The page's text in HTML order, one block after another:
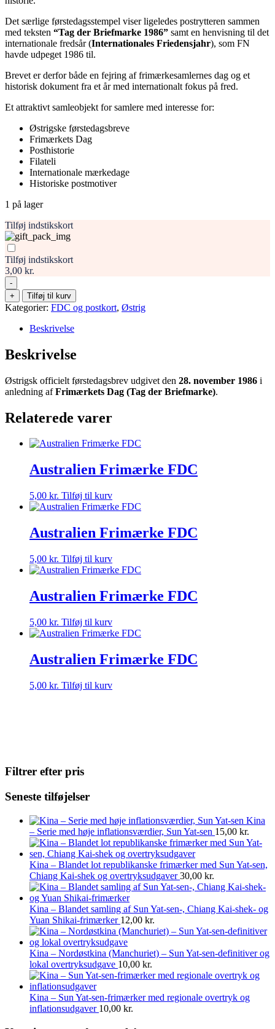
Det særlige førstedagsstempel viser ligeledes postrytteren sammen
med teksten “Tag der Briefmarke 1986” samt en henvisning til det
internationale fredsår (Internationales Friedensjahr), som FN
havde udpeget 1986 til.
Brevet er derfor både en fejring af frimærkesamlernes dag og et
historisk dokument fra et år med internationalt fokus på fred.
Et attraktivt samleobjekt for samlere med interesse for:
Østrigske førstedagsbreve
Frimærkets Dag
Posthistorie
Filateli
Internationale mærkedage
Historiske postmotiver
1 på lager
Tilføj indstikskort
Tilføj indstikskort
3,00 kr.
-
Frimærkets
Dag
antal
+ Tilføj til kurv
Kategorier: FDC og postkort, Østrig
Beskrivelse
Beskrivelse
Østrigsk officielt førstedagsbrev udgivet den 28. november 1986 i
anledning afFrimærkets Dag (Tag der Briefmarke).
Relaterede varer
Australien Frimærke FDC
5,00 kr. Tilføj til kurv
Australien Frimærke FDC
5,00 kr. Tilføj til kurv
Australien Frimærke FDC
5,00 kr. Tilføj til kurv
Australien Frimærke FDC
5,00 kr. Tilføj til kurv
Filtrer efter pris
Seneste tilføjelser
Kina
– Serie med høje inflationsværdier, Sun Yat-sen 15,00 kr.
Kina – Blandet lot republikanske frimærker med Sun Yat-sen,
Chiang Kai-shek og overtryksudgaver 30,00 kr.
Kina – Blandet samling af Sun Yat-sen-, Chiang Kai-shek- og
Yuan Shikai-frimærker 12,00 kr.
Kina – Nordøstkina (Manchuriet) – Sun Yat-sen-definitiver og
lokal overtryksudgave 10,00 kr.
Kina – Sun Yat-sen-frimærker med regionale overtryk og
inflationsudgaver 10,00 kr.